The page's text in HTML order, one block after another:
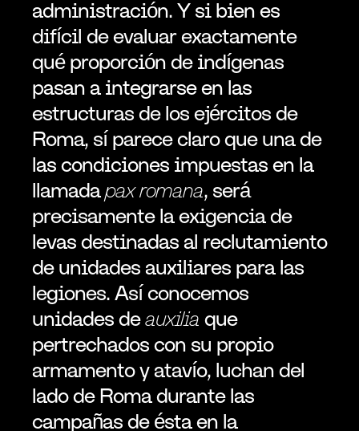
administración. Y si bien es
difícil de evaluar exactamente
qué proporción de indígenas
pasan a integrarse en las
estructuras de los ejércitos de
Roma, sí parece claro que una de
las condiciones impuestas en la
llamada pax romana, será
precisamente la exigencia de
levas destinadas al reclutamiento
de unidades auxiliares para las
legiones. Así conocemos
unidades de auxilia que
pertrechados con su propio
armamento y atavío, luchan del
lado de Roma durante las
campañas de ésta en la